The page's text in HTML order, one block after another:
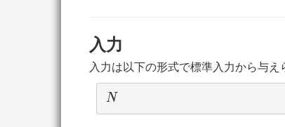
入力
入力は以下の形式で標準入力から与え
N
N